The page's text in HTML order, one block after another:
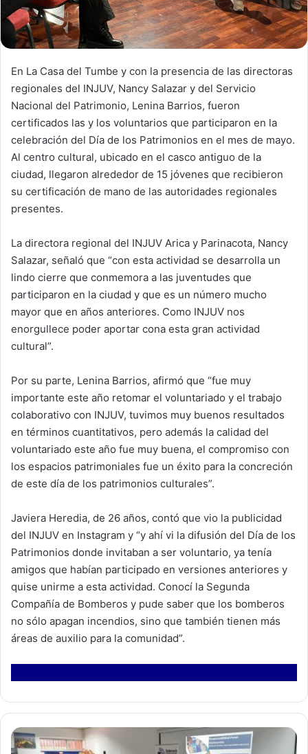
En La Casa del Tumbe y con la presencia de las directoras
regionales del INJUV, Nancy Salazar y del Servicio
Nacional del Patrimonio, Lenina Barrios, fueron
certificados las y los voluntarios que participaron en la
celebración del Día de los Patrimonios en el mes de mayo.
Al centro cultural, ubicado en el casco antiguo de la
ciudad, llegaron alrededor de 15 jóvenes que recibieron
su certificación de mano de las autoridades regionales
presentes.
La directora regional del INJUV Arica y Parinacota, Nancy
Salazar, señaló que “con esta actividad se desarrolla un
lindo cierre que conmemora a las juventudes que
participaron en la ciudad y que es un número mucho
mayor que en años anteriores. Como INJUV nos
enorgullece poder aportar cona esta gran actividad
cultural”.
Por su parte, Lenina Barrios, afirmó que “fue muy
importante este año retomar el voluntariado y el trabajo
colaborativo con INJUV, tuvimos muy buenos resultados
en términos cuantitativos, pero además la calidad del
voluntariado este año fue muy buena, el compromiso con
los espacios patrimoniales fue un éxito para la concreción
de este día de los patrimonios culturales”.
Javiera Heredia, de 26 años, contó que vio la publicidad
del INJUV en Instagram y “y ahí vi la difusión del Día de los
Patrimonios donde invitaban a ser voluntario, ya tenía
amigos que habían participado en versiones anteriores y
quise unirme a esta actividad. Conocí la Segunda
Compañía de Bomberos y pude saber que los bomberos
no sólo apagan incendios, sino que también tienen más
áreas de auxilio para la comunidad”.
E
s